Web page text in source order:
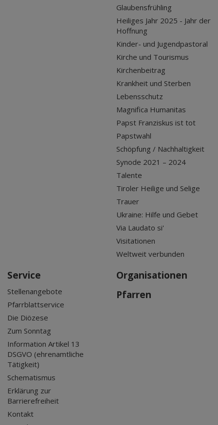
Glaubensfrühling
Heiliges Jahr 2025 - Jahr der
Hoffnung
Kinder- und Jugendpastoral
Kirche und Tourismus
Kirchenbeitrag
Krankheit und Sterben
Lebensschutz
Magnifica Humanitas
Papst Franziskus ist tot
Papstwahl
Schöpfung / Nachhaltigkeit
Synode 2021 – 2024
Talente
Tiroler Heilige und Selige
Trauer
Ukraine: Hilfe und Gebet
Via Laudato si'
Visitationen
Weltweit verbunden
Service
Stellenangebote
Pfarrblattservice
Die Diözese
Zum Sonntag
Information Artikel 13
DSGVO (ehrenamtliche
Tätigkeit)
Schematismus
Erklärung zur
Barrierefreiheit
Kontakt
Organisationen
Pfarren